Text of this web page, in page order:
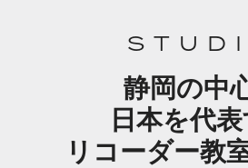
静岡の中
日本を代
リコーダー教